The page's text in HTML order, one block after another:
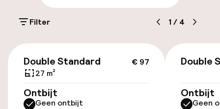
Parkeergelegenheid op eigen terrein
(buiten)
Openbaar parkeren
Toegankelijkheid
Filter 1 / 4
€ 97
Double Standard
27 m²
Ontbijt
Geen ontbijt
Double
Ontbijt
Geen